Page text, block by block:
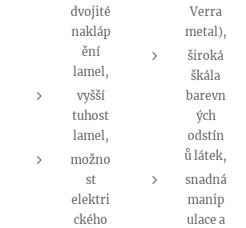
dvojité
nakláp
ění
lamel,
vyšší
tuhost
lamel,
možno
st
elektri
ckého
Verra
metal),
široká
škála
barevn
ých
odstín
ů látek,
snadná
manip
ulace a